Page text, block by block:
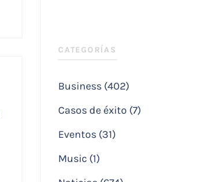
CATEGORÍAS
Business (402)
Casos de éxito (7)
Eventos (31)
Music (1)